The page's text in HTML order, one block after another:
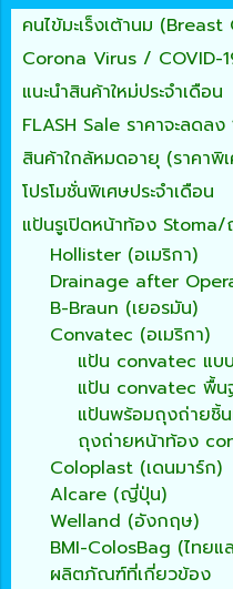
คนไข้มะเร็งเต้านม
Corona Virus / COVID-
แนะนำสินค้าใหม่ประจำเดือน
FLASH Sale ราคาจะลดล
สินค้าใกล้หมดอายุ (ราคาพิ
โปรโมชั่นพิเศษประจำเดือน
แป้นรูเปิดหน้าท้อง Stoma/
Hollister (อเมริกา)
Drainage after
B-Braun (เยอรมัน)
Convatec (อเมริกา)
แป้น convatec แบ
แป้น convatec พื้
แป้นพร้อมถุงถ่ายชิ้
ถุงถ่ายหน้าท้อง
Coloplast (เดนมาร์ก)
Alcare (ญี่ปุ่น)
Welland (อังกฤษ)
BMI-ColosBag (ไทยแ
ผลิตภัณฑ์ที่เกี่ยวข้อง